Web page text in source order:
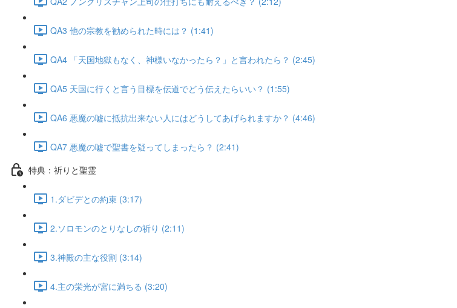
QA3 他の宗教を勧められた時には？ (1:41)
QA4 「天国地獄もなく、神様いなかったら？」と言われたら？ (2:45)
QA5 天国に行くと言う目標を伝道でどう伝えたらいい？ (1:55)
QA6 悪魔の嘘に抵抗出来ない人にはどうしてあげられますか？ (4:46)
QA7 悪魔の嘘で聖書を疑ってしまったら？ (2:41)
特典：祈りと聖霊
1.ダビデとの約束 (3:17)
2.ソロモンのとりなしの祈り (2:11)
3.神殿の主な役割 (3:14)
4.主の栄光が宮に満ちる (3:20)